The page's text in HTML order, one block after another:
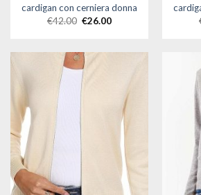
cardigan con cerniera donna
€42.00 €26.00